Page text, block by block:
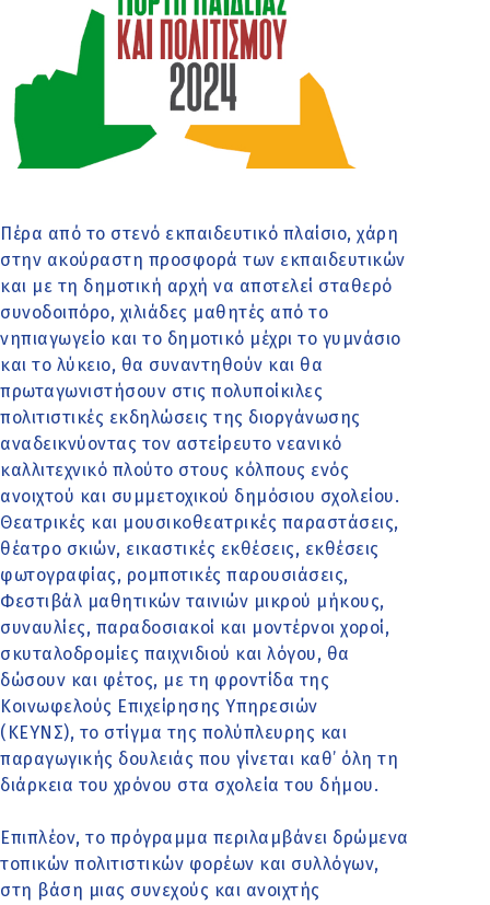
Πέρα από το στενό εκπαιδευτικό πλαίσιο, χάρη
στην ακούραστη προσφορά των εκπαιδευτικών
και με τη δημοτική αρχή να αποτελεί σταθερό
συνοδοιπόρο, χιλιάδες μαθητές από το
νηπιαγωγείο και το δημοτικό μέχρι το γυμνάσιο
και το λύκειο, θα συναντηθούν και θα
πρωταγωνιστήσουν στις πολυποίκιλες
πολιτιστικές εκδηλώσεις της διοργάνωσης
αναδεικνύοντας τον αστείρευτο νεανικό
καλλιτεχνικό πλούτο στους κόλπους ενός
ανοιχτού και συμμετοχικού δημόσιου σχολείου.
Θεατρικές και μουσικοθεατρικές παραστάσεις,
θέατρο σκιών, εικαστικές εκθέσεις, εκθέσεις
φωτογραφίας, ρομποτικές παρουσιάσεις,
Φεστιβάλ μαθητικών ταινιών μικρού μήκους,
συναυλίες, παραδοσιακοί και μοντέρνοι χοροί,
σκυταλοδρομίες παιχνιδιού και λόγου, θα
δώσουν και φέτος, με τη φροντίδα της
Κοινωφελούς Επιχείρησης Υπηρεσιών
(ΚΕΥΝΣ), το στίγμα της πολύπλευρης και
παραγωγικής δουλειάς που γίνεται καθ’ όλη τη
διάρκεια του χρόνου στα σχολεία του δήμου.
Επιπλέον, το πρόγραμμα περιλαμβάνει δρώμενα
τοπικών πολιτιστικών φορέων και συλλόγων,
στη βάση μιας συνεχούς και ανοιχτής